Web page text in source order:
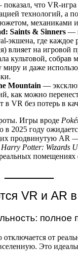
что VR-
технологий, а
механиками
Saints & Sinners —
экшена, где каждое
влияет на игровой
культовой, собрав
миру и даже
Mountain —
как можно
в VR без потерь в
Игры вроде
в 2025 году
продвинутую AR
Harry Potter: Wizards
помещениях
VR и AR в
полное
от
Это